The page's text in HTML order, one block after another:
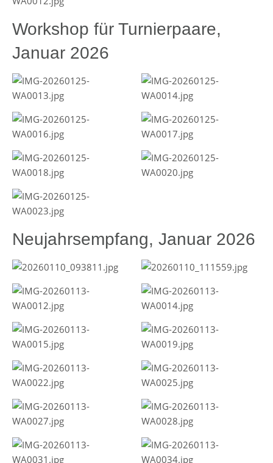
Workshop für Turnierpaare,
Januar 2026
Neujahrsempfang, Januar 2026